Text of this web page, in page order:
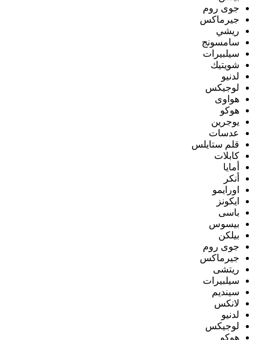
جوى روم
جيرماكس
ريشي
سامسونج
سيلبيرات
شويتيك
لدنيو
لوجيكس
هواوى
هوكو
يوجرين
عدسات
قلم ستايلس
كابلات
أمايا
أنكر
اورايمو
ايكونز
باسى
بيسوس
بيلكن
جوى روم
جيرماكس
ريتشى
سيلبيرات
سينديم
لانكس
لدنيو
لوجيكس
هوكو